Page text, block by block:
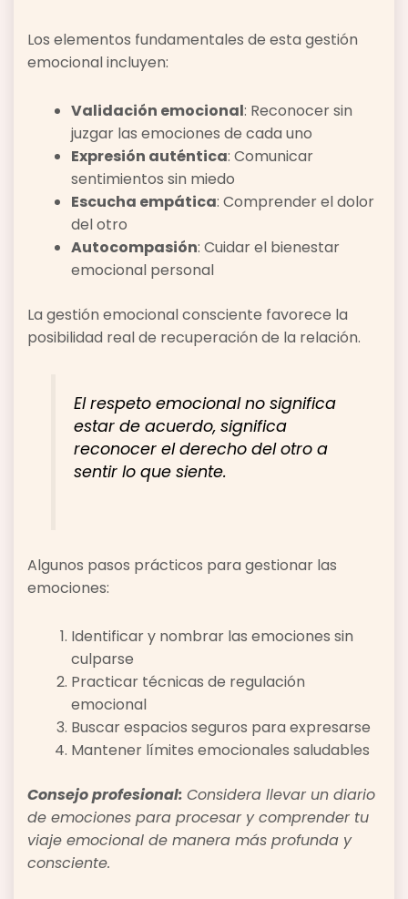
Los elementos fundamentales de esta gestión
emocional incluyen:
Validación emocional: Reconocer sin
juzgar las emociones de cada uno
Expresión auténtica: Comunicar
sentimientos sin miedo
Escucha empática: Comprender el dolor
del otro
Autocompasión: Cuidar el bienestar
emocional personal
La gestión emocional consciente favorece la
posibilidad real de recuperación de la relación.
El respeto emocional no significa
estar de acuerdo, significa
reconocer el derecho del otro a
sentir lo que siente.
Algunos pasos prácticos para gestionar las
emociones:
Identificar y nombrar las emociones sin
culparse
Practicar técnicas de regulación
emocional
Buscar espacios seguros para expresarse
Mantener límites emocionales saludables
Consejo profesional: Considera llevar un diario
de emociones para procesar y comprender tu
viaje emocional de manera más profunda y
consciente.